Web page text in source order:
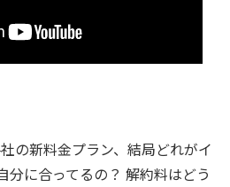
の新料金プラン、結局どれがイ
分に合ってるの？ 解約料はどう